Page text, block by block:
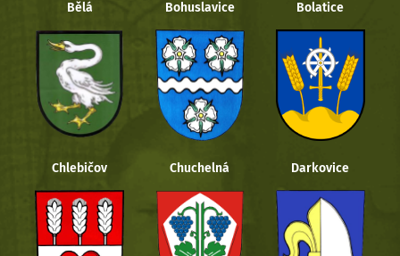
Bělá Bohuslavice Bolatice
Chlebičov Chuchelná Darkovice